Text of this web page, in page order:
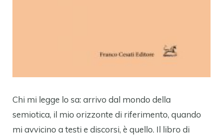
Chi mi legge lo sa: arrivo dal mondo della
semiotica, il mio orizzonte di riferimento, quando
mi avvicino a testi e discorsi, è quello. Il libro di